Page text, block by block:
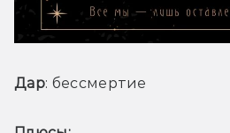
Дар: бессмертие